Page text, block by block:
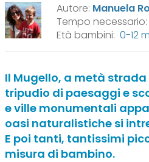
Autore: Manuela
Tempo necessario:
Età bambini: 0-12
Il Mugello, a metà strada
tripudio di paesaggi e
e ville monumentali
oasi naturalistiche si
E poi tanti, tantissimi
misura di bambino.